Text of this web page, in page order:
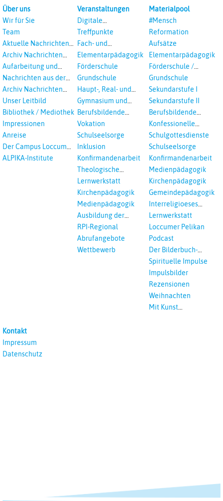
Über uns
Wir für Sie
Team
Aktuelle Nachrichten
aus dem RPI
Archiv Nachrichten
aus dem RPI ab 2018
Aufarbeitung und
Prävention
Landeskirche und EKD
Nachrichten aus der
Landeskirche
Archiv Nachrichten
aus der Landeskirche
Unser Leitbild
Bibliothek / Mediothek
Impressionen
Anreise
Der Campus Loccum
und Loccumer
ALPIKA-Institute
Veranstaltungen
Digitale
Veranstaltungen
Treffpunkte
Fach- und
Studientagungen
Elementarpädagogik
Förderschule
Grundschule
Haupt-, Real- und
Oberschule
Gymnasium und
Gesamtschule
Berufsbildende
Schulen
Vokation
Schulseelsorge
Inklusion
Konfirmandenarbeit
Theologische
Fortbildungen,
Interreligöses Lernen
Lernwerkstatt
Kirchenpädagogik
Medienpädagogik
Ausbildung der
Vikar*innen
RPI-Regional
Abrufangebote
Wettbewerb
Materialpool
#Mensch
Reformation
Aufsätze
Elementarpädagogik
Förderschule /
Inklusion
Grundschule
Sekundarstufe I
Sekundarstufe II
Berufsbildende
Schulen
Konfessionelle
Kooperation
Schulgottesdienste
Schulseelsorge
Konfirmandenarbeit
Medienpädagogik
Kirchenpädagogik
Gemeindepädagogik
Interreligioeses
Lernen
Lernwerkstatt
Loccumer Pelikan
Podcast
Der Bilderbuch-
Podcast
Spirituelle Impulse
Impulsbilder
Rezensionen
Weihnachten
Mit Kunst
Kontakt
Impressum
Datenschutz